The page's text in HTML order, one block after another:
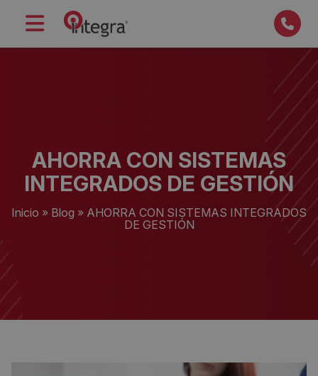
AHORRA CON SISTEMAS
INTEGRADOS DE GESTIÓN
Inicio » Blog » AHORRA CON SISTEMAS INTEGRADOS
DE GESTIÓN